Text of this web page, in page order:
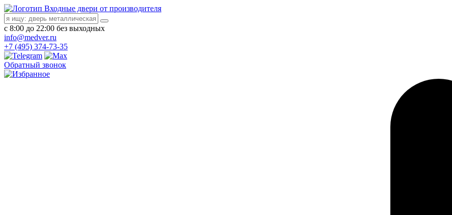
Входные двери от производителя
с 8:00 до 22:00 без выходных
info@medver.ru
+7 (495) 374-73-35
Обратный звонок